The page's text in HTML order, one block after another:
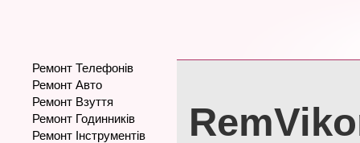
Ремонт Телефонів
Ремонт Авто
Ремонт Взуття
Ремонт Годинників
Ремонт Інструментів